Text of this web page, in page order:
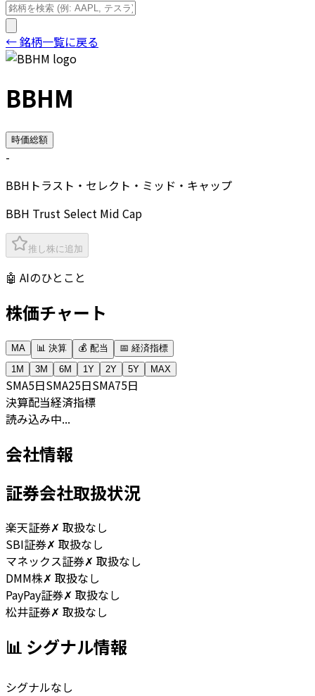
← 銘柄一覧に戻る
BBHM
時価総額
-
BBHトラスト・セレクト・ミッド・キャップ
BBH Trust Select Mid Cap
推し株に追加
🤖 AIのひとこと
株価チャート
MA 📊 決算 💰 配当
📅 経済指標
1M
3M 6M 1Y 2Y 5Y MAX
SMA5日SMA25日SMA75日
決算配当経済指標
読み込み中...
会社情報
証券会社取扱状況
楽天証券✗ 取扱なし
SBI証券✗ 取扱なし
マネックス証券✗ 取扱なし
DMM株✗ 取扱なし
PayPay証券✗ 取扱なし
松井証券✗ 取扱なし
📊 シグナル情報
シグナルなし